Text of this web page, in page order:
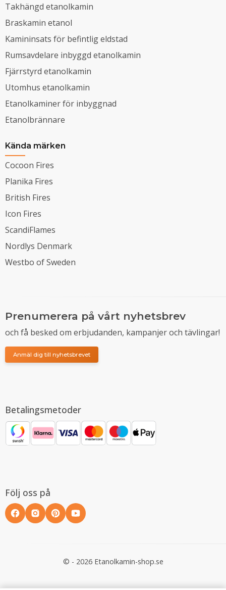
Takhängd etanolkamin
Braskamin etanol
Kamininsats för befintlig eldstad
Rumsavdelare inbyggd etanolkamin
Fjärrstyrd etanolkamin
Utomhus etanolkamin
Etanolkaminer för inbyggnad
Etanolbrännare
Kända märken
Cocoon Fires
Planika Fires
British Fires
Icon Fires
ScandiFlames
Nordlys Denmark
Westbo of Sweden
Prenumerera på vårt nyhetsbrev
och få besked om erbjudanden, kampanjer och tävlingar!
Anmäl dig till nyhetsbrevet
Betalingsmetoder
Följ oss på
© - 2026 Etanolkamin-shop.se